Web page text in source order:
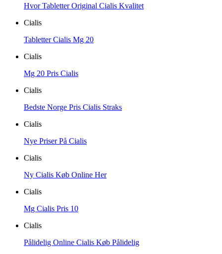
Hvor Tabletter Original Cialis Kvalitet
Cialis
Tabletter Cialis Mg 20
Cialis
Mg 20 Pris Cialis
Cialis
Bedste Norge Pris Cialis Straks
Cialis
Nye Priser På Cialis
Cialis
Ny Cialis Køb Online Her
Cialis
Mg Cialis Pris 10
Cialis
Pålidelig Online Cialis Køb Pålidelig